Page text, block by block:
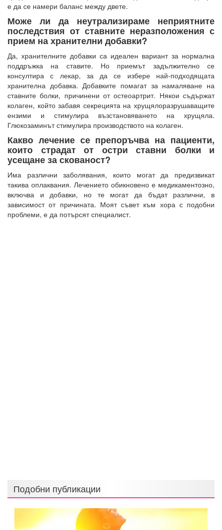
е да се намери баланс между двете.
Може ли да неутрализираме неприятните
последствия от ставните неразположения с
прием на хранителни добавки?
Да, хранителните добавки са идеален вариант за нормална
поддръжка на ставите. Но приемът задължително се
консултира с лекар, за да се избере най-подходящата
хранителна добавка. Добавките помагат за намаляване на
ставните болки, причинени от остеоартрит. Някои съдържат
колаген, който забавя секрецията на хрущялоразрушаващите
ензими и стимулира възстановяването на хрущяла.
Глюкозаминът стимулира производството на колаген.
Какво лечение се препоръчва на пациенти,
които страдат от остри ставни болки и
усещане за скованост?
Има различни заболявания, които могат да предизвикат
такива оплаквания. Лечението обикновено е медикаментозно,
включва и добавки, но те могат да бъдат различни, в
зависимост от причината. Моят съвет към хора с подобни
проблеми, е да потърсят специалист.
Подобни публикации